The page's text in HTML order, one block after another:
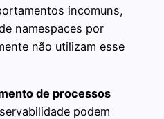
incomuns,
namespaces por
não utilizam esse
de processos
podem